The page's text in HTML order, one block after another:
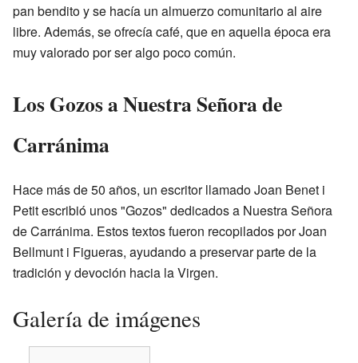
pan bendito y se hacía un almuerzo comunitario al aire
libre. Además, se ofrecía café, que en aquella época era
muy valorado por ser algo poco común.
Los Gozos a Nuestra Señora de
Carránima
Hace más de 50 años, un escritor llamado Joan Benet i
Petit escribió unos "Gozos" dedicados a Nuestra Señora
de Carránima. Estos textos fueron recopilados por Joan
Bellmunt i Figueras, ayudando a preservar parte de la
tradición y devoción hacia la Virgen.
Galería de imágenes